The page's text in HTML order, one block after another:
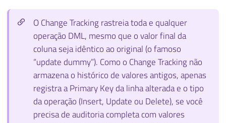
O Change Tracking rastreia toda e qualquer
operação DML, mesmo que o valor final da
coluna seja idêntico ao original (o famoso
“update dummy”). Como o Change Tracking não
armazena o histórico de valores antigos, apenas
registra a Primary Key da linha alterada e o tipo
da operação (Insert, Update ou Delete), se você
precisa de auditoria completa com valores